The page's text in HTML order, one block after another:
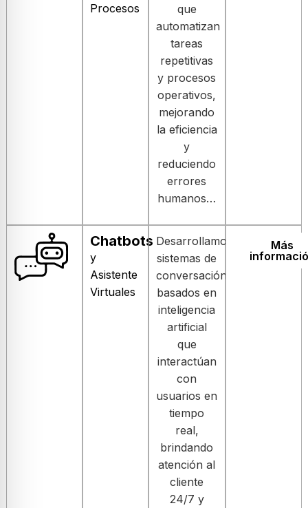
Procesos
que
automatizan
tareas
repetitivas
y procesos
operativos,
mejorando
la eficiencia
y
reduciendo
errores
humanos…
Chatbots
y
Asistente
Virtuales
Desarrollamos
sistemas de
conversación
basados en
inteligencia
artificial
que
interactúan
con
usuarios en
tiempo
real,
brindando
atención al
cliente
24/7 y
Más